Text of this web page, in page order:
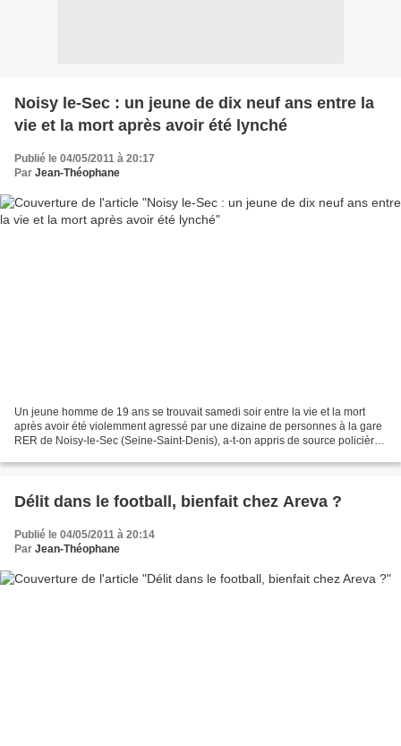
Noisy le-Sec : un jeune de dix neuf ans entre la
vie et la mort après avoir été lynché
Publié le 04/05/2011 à 20:17
Par Jean-Théophane
Un jeune homme de 19 ans se trouvait samedi soir entre la vie et la mort
après avoir été violemment agressé par une dizaine de personnes à la gare
RER de Noisy-le-Sec (Seine-Saint-Denis), a-t-on appris de source policière.
Délit dans le football, bienfait chez Areva ?
Publié le 04/05/2011 à 20:14
Par Jean-Théophane